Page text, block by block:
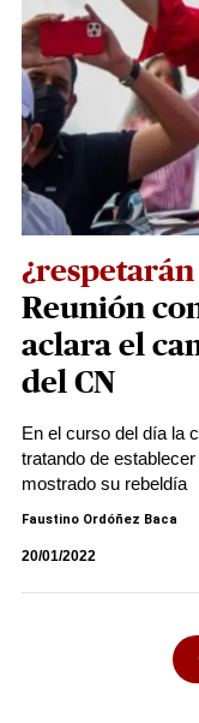
Reunión
aclara el
del CN
En el curso del día la
tratando de
mostrado su rebeldía
Faustino Ordóñez Baca
20/01/2022